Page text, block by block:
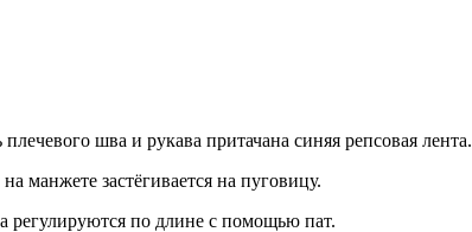
шва и рукава притачана синяя репсовая лента.
манжете застёгивается на пуговицу.
регулируются по длине с помощью пат.